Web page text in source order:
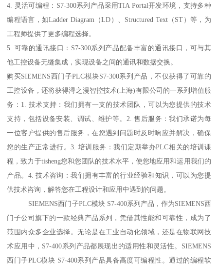
4. 灵活可编程：S7-300系列产品采用TIA Portal开发环境，支持多种
编程语言，如Ladder Diagram（LD）、Structured Text（ST）等，为
工程师提供了更多编程选择。
5. 可靠的通讯接口：S7-300系列产品配备丰富的通讯接口，可与其
他工控设备无缝集成，实现设备之间的通讯和数据交换。
购买SIEMENS西门子PLC模块S7-300系列产品，不仅获得了可靠的
工控设备，还将获得浔之漫智控技术(上海)有限公司的一系列增值服
务：1. 技术支持：我们拥有一支的技术团队，可以为您提供的技术
支持，包括设备安装、调试、维护等。2. 售后服务：我们承诺为每
一位客户提供的售后服务，在您遇到问题时及时响应并解决，确保
您的生产正常进行。3. 培训服务：我们定期举办PLC相关的培训课
程，致力于tisheng您和您团队的技术水平，使您地应用和运用我们的
产品。4. 技术咨询：我们拥有丰富的行业经验和知识，可以为您提
供技术咨询，解答您在工程设计和应用中遇到的问题。
SIEMENS西门子PLC模块 S7-400系列产品，作为SIEMENS西
门子公司旗下的一款经典产品系列，凭借其性能和可靠性，成为了
范围内众多企业选择。无论是在工业自动化领域，还是在物联网技
术应用中，S7-400系列产品都展现出的适用性和灵活性。SIEMENS
西门子PLC模块 S7-400系列产品具备高度可编程性。通过的编程软